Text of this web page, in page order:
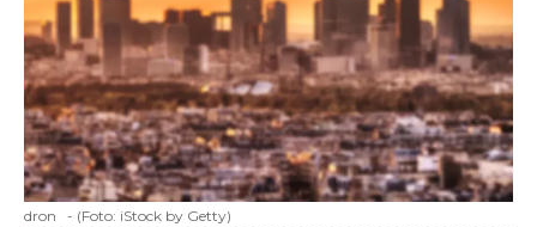
dron - (Foto: iStock by Getty)